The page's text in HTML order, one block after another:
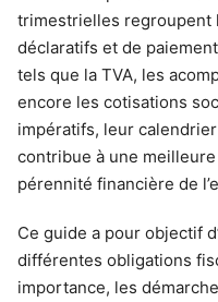
trimestrielles regroupent
déclaratifs et de
tels que la TVA, les
encore les cotisations
impératifs, leur
contribue à une
pérennité financière de
Ce guide a pour objectif
différentes obligations
importance, les